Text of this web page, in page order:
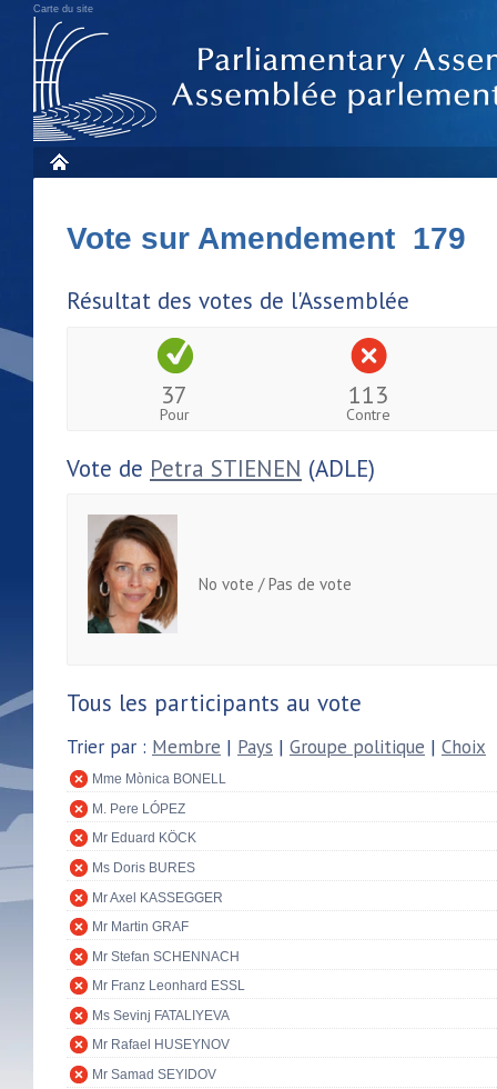
Carte du site
Vote sur Amendement 179
Résultat des votes de l'Assemblée
37
Pour
113
Contre
Vote de Petra STIENEN (ADLE)
No vote / Pas de vote
Tous les participants au vote
Trier par : Membre | Pays | Groupe politique | Choix
Mme Mònica BONELL
M. Pere LÓPEZ
Mr Eduard KÖCK
Ms Doris BURES
Mr Axel KASSEGGER
Mr Martin GRAF
Mr Stefan SCHENNACH
Mr Franz Leonhard ESSL
Ms Sevinj FATALIYEVA
Mr Rafael HUSEYNOV
Mr Samad SEYIDOV